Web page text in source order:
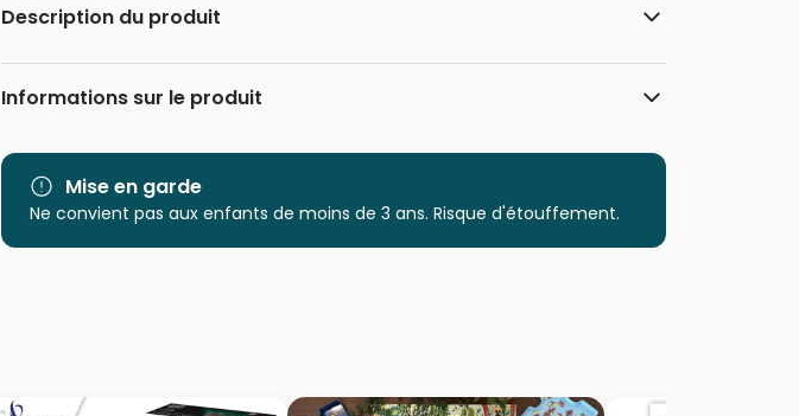
Description du produit
Romi Lerda
Informations sur le produit
Catégorie
Age
à partir de 9 ans (251 à 399 pièces)
Dimensions
24 x 34 cm
Mise en garde
Ne convient pas aux enfants de moins de 3 ans. Risque d'étouffement.